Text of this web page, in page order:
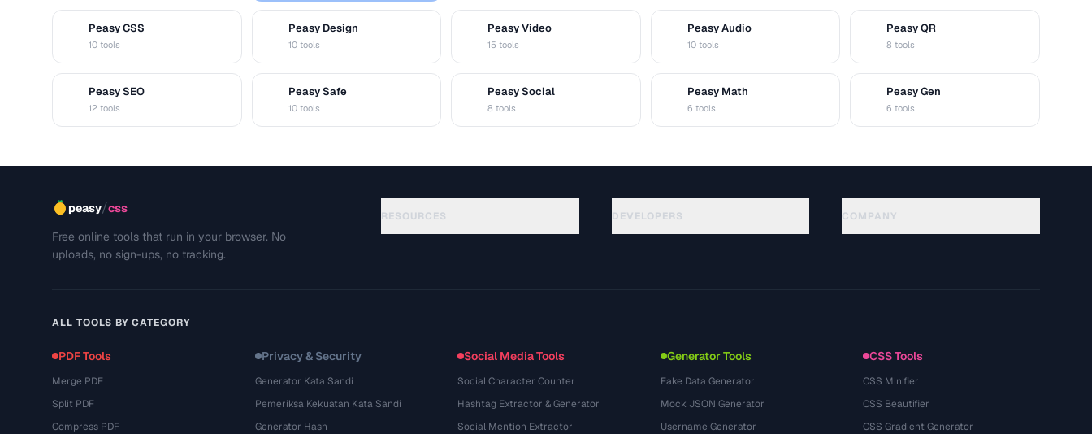
Peasy CSS
10 tools
Peasy Design
10 tools
Peasy Video
15 tools
Peasy Audio
10 tools
Peasy QR
8 tools
Peasy SEO
12 tools
Peasy Safe
10 tools
Peasy Social
8 tools
Peasy Math
6 tools
Peasy Gen
6 tools
peasy/css
Free online tools that run in your browser. No
uploads, no sign-ups, no tracking.
RESOURCES DEVELOPERS COMPANY
ALL TOOLS BY CATEGORY
PDF Tools
Merge PDF
Split PDF
Compress PDF
Privacy & Security
Generator Kata Sandi
Pemeriksa Kekuatan Kata Sandi
Generator Hash
Social Media Tools
Social Character Counter
Hashtag Extractor & Generator
Social Mention Extractor
Generator Tools
Fake Data Generator
Mock JSON Generator
Username Generator
CSS Tools
CSS Minifier
CSS Beautifier
CSS Gradient Generator